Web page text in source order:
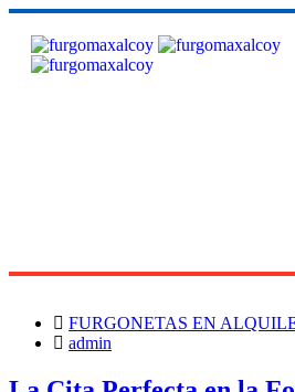
FURGONETAS EN
admin